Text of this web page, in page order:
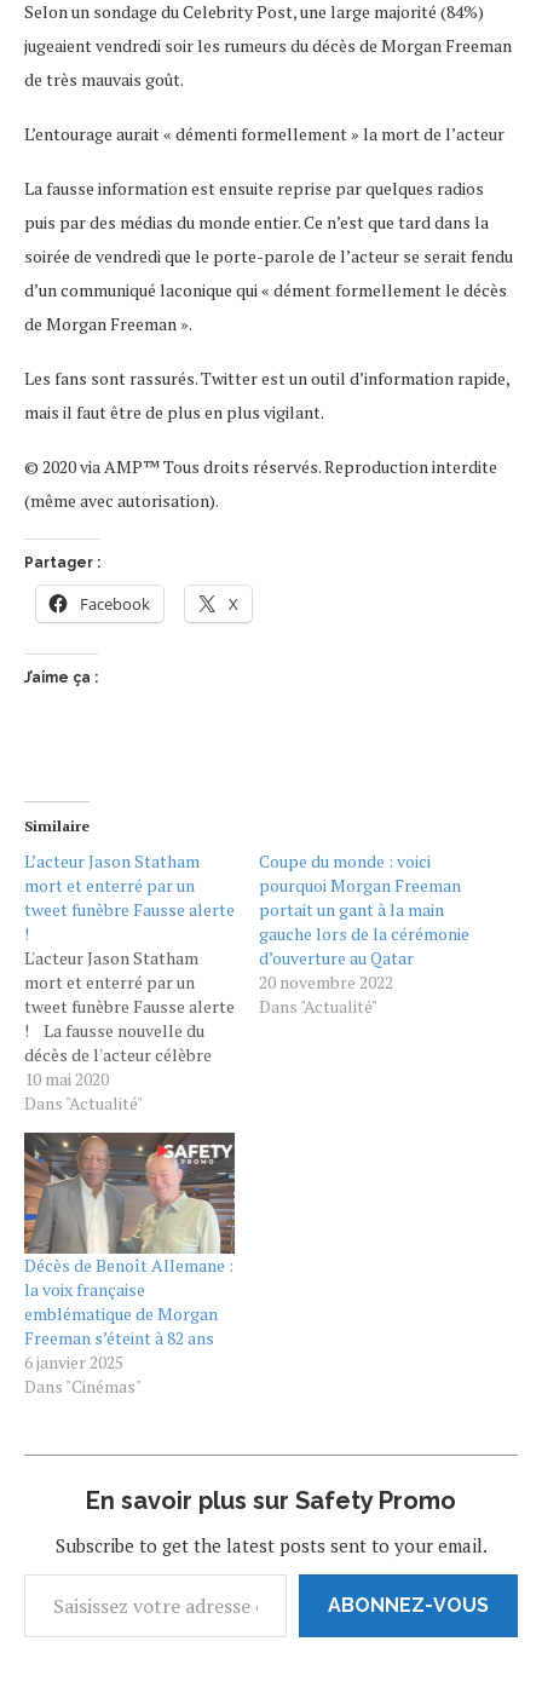
Selon un sondage du Celebrity Post, une large majorité (84%)
jugeaient vendredi soir les rumeurs du décès de Morgan Freeman
de très mauvais goût.
L’entourage aurait « démenti formellement » la mort de l’acteur
La fausse information est ensuite reprise par quelques radios
puis par des médias du monde entier. Ce n’est que tard dans la
soirée de vendredi que le porte-parole de l’acteur se serait fendu
d’un communiqué laconique qui « dément formellement le décès
de Morgan Freeman ».
Les fans sont rassurés. Twitter est un outil d’information rapide,
mais il faut être de plus en plus vigilant.
© 2020 via AMP™ Tous droits réservés. Reproduction interdite
(même avec autorisation).
Partager :
Facebook X
J’aime ça :
Similaire
L’acteur Jason Statham
mort et enterré par un
tweet funèbre Fausse alerte
!
L'acteur Jason Statham
mort et enterré par un
tweet funèbre Fausse alerte
! La fausse nouvelle du
décès de l'acteur célèbre
pour ses rôles dans
Expendables : Unité
spéciale, Le Transporteur
ou encore Snatch : Tu
braques ou tu raques,
annoncée samedi après-
midi sur Twitter a provoqué
un emballement…
10 mai 2020
Dans "Actualité"
Coupe du monde : voici
pourquoi Morgan Freeman
portait un gant à la main
gauche lors de la cérémonie
d’ouverture au Qatar
20 novembre 2022
Dans "Actualité"
Décès de Benoît Allemane :
la voix française
emblématique de Morgan
Freeman s’éteint à 82 ans
6 janvier 2025
Dans "Cinémas"
En savoir plus sur Safety Promo
Subscribe to get the latest posts sent to your email.
ABONNEZ-VOUS